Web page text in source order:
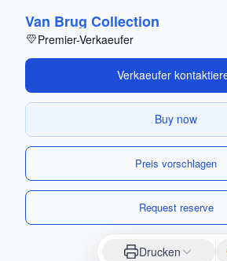
Van Brug Collection
Premier-Verkaeufer
Verkaeufer
Buy now
Preis vorschlagen
Request reserve
Drucken